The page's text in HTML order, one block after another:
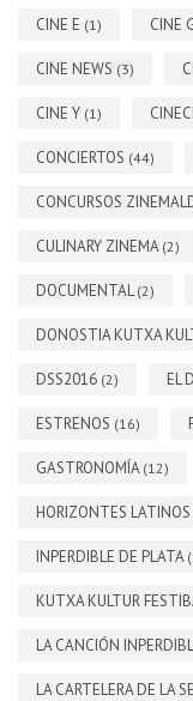
CINE E (1) CINE
CINE NEWS (3)
CINE Y (1)
CONCIERTOS (44)
CONCURSOS
CULINARY ZINEMA (2)
DOCUMENTAL(2)
DONOSTIA KUTXA
DSS2016 (2) EL
ESTRENOS (16)
GASTRONOMÍA (12)
HORIZONTES LATINOS
INPERDIBLE DE PLATA
KUTXA KULTUR
LA CANCIÓN
LA CARTELERA DE LA